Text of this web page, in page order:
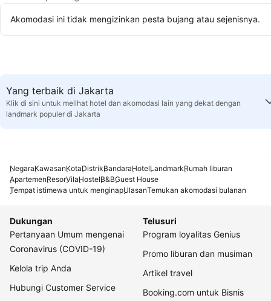
Akomodasi ini tidak mengizinkan pesta bujang atau sejenisnya.
Yang terbaik di Jakarta
Klik di sini untuk melihat hotel dan akomodasi lain yang dekat dengan
landmark populer di Jakarta
NegaraKawasanKotaDistrikBandaraHotelLandmarkRumah liburan
ApartemenResorVilaHostelB&BGuest House
Tempat istimewa untuk menginapUlasanTemukan akomodasi bulanan
Dukungan
Pertanyaan Umum mengenai
Coronavirus (COVID-19)
Kelola trip Anda
Hubungi Customer Service
Telusuri
Program loyalitas Genius
Promo liburan dan musiman
Artikel travel
Booking.com untuk Bisnis